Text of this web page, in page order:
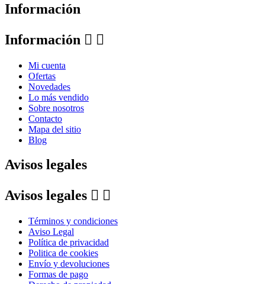
Información
Información  
Mi cuenta
Ofertas
Novedades
Lo más vendido
Sobre nosotros
Contacto
Mapa del sitio
Blog
Avisos legales
Avisos legales  
Términos y condiciones
Aviso Legal
Política de privacidad
Politica de cookies
Envío y devoluciones
Formas de pago